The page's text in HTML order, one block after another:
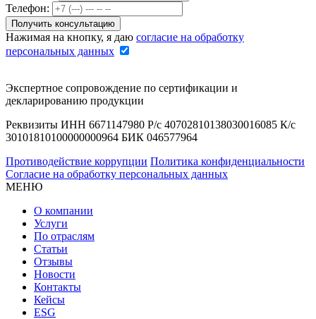
Телефон:
Нажимая на кнопку, я даю согласие на обработку
персональных данных
Экспертное сопровождение по сертификации и
декларированию продукции
Реквизиты ИНН 6671147980 Р/с 40702810138030016085 К/с
30101810100000000964 БИК 046577964
Противодействие коррупции Политика конфиденциальности
Согласие на обработку персональных данных
МЕНЮ
О компании
Услуги
По отраслям
Статьи
Отзывы
Новости
Контакты
Кейсы
ESG